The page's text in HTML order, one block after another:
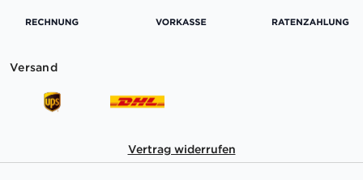
Versand
Vertrag widerrufen